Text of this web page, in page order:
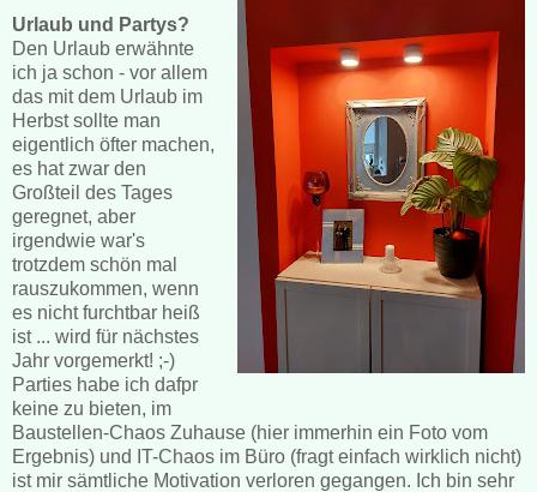
Urlaub und Partys?
Den Urlaub erwähnte
ich ja schon - vor allem
das mit dem Urlaub im
Herbst sollte man
eigentlich öfter machen,
es hat zwar den
Großteil des Tages
geregnet, aber
irgendwie war's
trotzdem schön mal
rauszukommen, wenn
es nicht furchtbar heiß
ist ... wird für nächstes
Jahr vorgemerkt! ;-)
Parties habe ich dafpr
keine zu bieten, im
Baustellen-Chaos Zuhause (hier immerhin ein Foto vom
Ergebnis) und IT-Chaos im Büro (fragt einfach wirklich nicht)
ist mir sämtliche Motivation verloren gegangen. Ich bin sehr